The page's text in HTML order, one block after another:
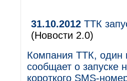
31.10.2012 ТТК
(Новости 2.0)
Компания ТТК, один
сообщает о запуске
короткого SMS-